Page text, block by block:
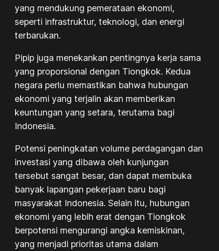
yang mendukung pemerataan ekonomi,
seperti infrastruktur, teknologi, dan energi
terbarukan.
Pipip juga menekankan pentingnya kerja sama
yang proporsional dengan Tiongkok. Kedua
negara perlu memastikan bahwa hubungan
ekonomi yang terjalin akan memberikan
keuntungan yang setara, terutama bagi
Indonesia.
Potensi peningkatan volume perdagangan dan
investasi yang dibawa oleh kunjungan
tersebut sangat besar, dan dapat membuka
banyak lapangan pekerjaan baru bagi
masyarakat Indonesia. Selain itu, hubungan
ekonomi yang lebih erat dengan Tiongkok
berpotensi mengurangi angka kemiskinan,
yang menjadi prioritas utama dalam